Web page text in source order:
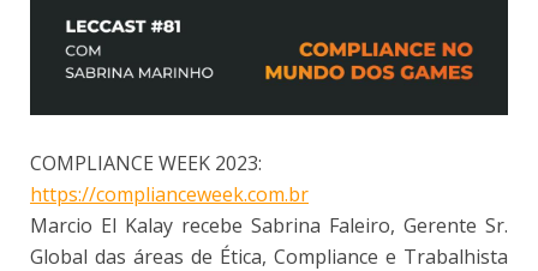
COMPLIANCE WEEK 2023:
https://complianceweek.com.br
Marcio El Kalay recebe Sabrina Faleiro, Gerente Sr.
Global das áreas de Ética, Compliance e Trabalhista